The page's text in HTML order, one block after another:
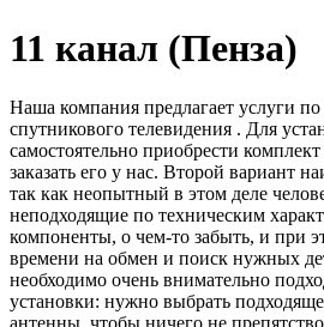
11 канал (Пенза)
Наша компания предлагает услуги по
спутникового телевидения . Для
самостоятельно приобрести
заказать его у нас. Второй вариант
так как неопытный в этом деле
неподходящие по техническим
компоненты, о чем-то забыть, и при
времени на обмен и поиск нужных
необходимо очень внимательно
установки: нужно выбрать
антенны, чтобы ничего не